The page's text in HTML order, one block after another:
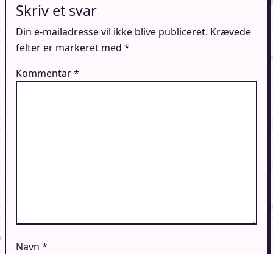
Skriv et svar
Din e-mailadresse vil ikke blive publiceret. Krævede
felter er markeret med *
Kommentar*
Navn *